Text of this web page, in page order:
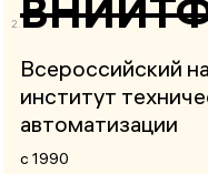
Всероссийский
институт
автоматизации
с 1990